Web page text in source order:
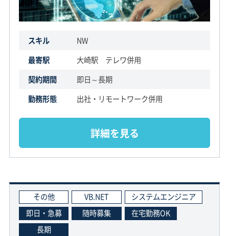
スキル
NW
最寄駅
大崎駅 テレワ併用
契約期間
即日～長期
勤務形態
出社・リモートワーク併用
詳細を見る
その他 VB.NET
システムエンジニア
即日・急募
随時募集
在宅勤務OK
長期